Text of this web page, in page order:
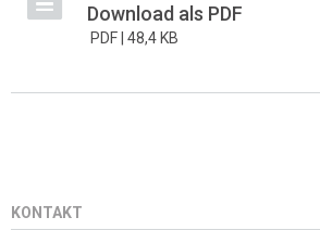
Download als PDF
PDF | 48,4 KB
KONTAKT